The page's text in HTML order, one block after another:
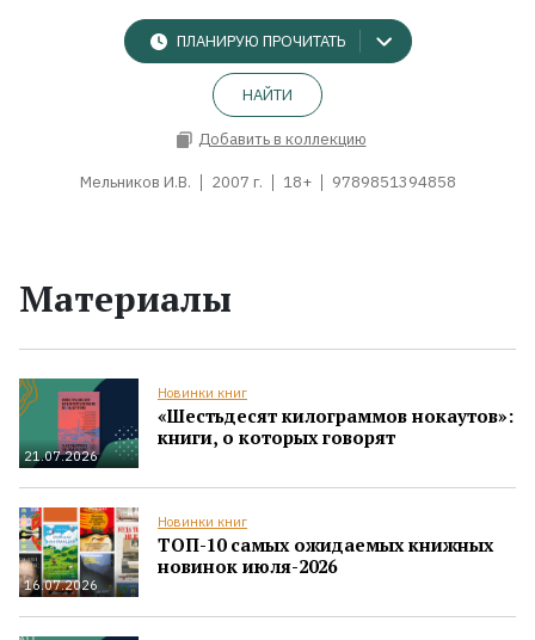
ПЛАНИРУЮ ПРОЧИТАТЬ
НАЙТИ
Добавить в коллекцию
Мельников И.В. 2007 г. 18+ 9789851394858
Материалы
21.07.2026
Новинки книг
«Шестьдесят килограммов нокаутов»:
книги, о которых говорят
16.07.2026
Новинки книг
ТОП-10 самых ожидаемых книжных
новинок июля-2026